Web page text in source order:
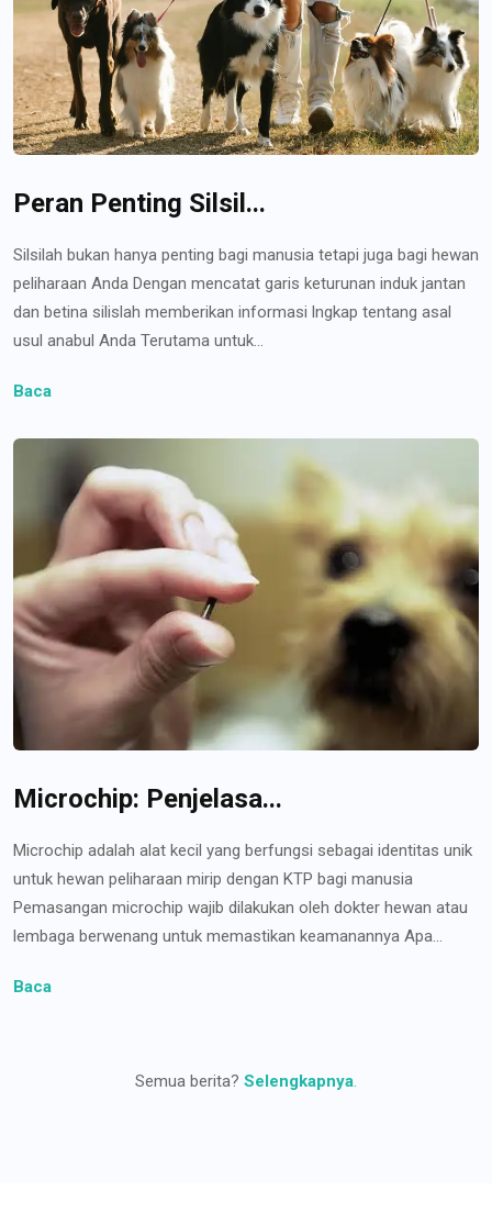
Peran Penting Silsil...
Silsilah bukan hanya penting bagi manusia tetapi juga bagi hewan
peliharaan Anda Dengan mencatat garis keturunan induk jantan
dan betina silislah memberikan informasi lngkap tentang asal
usul anabul Anda Terutama untuk...
Baca
Microchip: Penjelasa...
Microchip adalah alat kecil yang berfungsi sebagai identitas unik
untuk hewan peliharaan mirip dengan KTP bagi manusia
Pemasangan microchip wajib dilakukan oleh dokter hewan atau
lembaga berwenang untuk memastikan keamanannya Apa...
Baca
Semua berita? Selengkapnya